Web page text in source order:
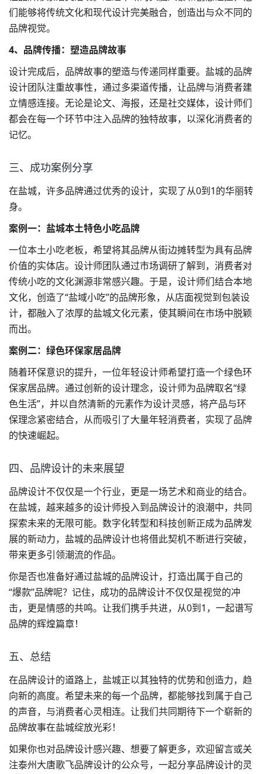
们能够将传统文化和现代设计完美融合，创造出与众不同的
品牌视觉。
4、品牌传播：塑造品牌故事
设计完成后，品牌故事的塑造与传递同样重要。盐城的品牌
设计团队注重故事性，通过多渠道传播，让品牌与消费者建
立情感连接。无论是论文、海报，还是社交媒体，设计师们
都会在每一个环节中注入品牌的独特故事，以深化消费者的
记忆。
三、成功案例分享
在盐城，许多品牌通过优秀的设计，实现了从0到1的华丽转
身。
案例一：盐城本土特色小吃品牌
一位本土小吃老板，希望将其品牌从街边摊转型为具有品牌
价值的实体店。设计师团队通过市场调研了解到，消费者对
传统小吃的文化渊源非常感兴趣。于是，设计师们结合本地
文化，创造了“盐域小吃”的品牌形象，从店面视觉到包装设
计，都融入了浓厚的盐城文化元素，使其瞬间在市场中脱颖
而出。
案例二：绿色环保家居品牌
随着环保意识的提升，一位年轻设计师希望打造一个绿色环
保家居品牌。通过创新的设计理念，设计师为品牌取名“绿
色生活”，并以自然清新的元素作为设计灵感，将产品与环
保理念紧密结合，从而吸引了大量年轻消费者，实现了品牌
的快速崛起。
四、品牌设计的未来展望
品牌设计不仅仅是一个行业，更是一场艺术和商业的结合。
在盐城，越来越多的设计师投入到品牌设计的浪潮中，共同
探索未来的无限可能。数字化转型和科技创新正成为品牌发
展的新动力，盐城的品牌设计也将借此契机不断进行突破，
带来更多引领潮流的作品。
你是否也准备好通过盐城的品牌设计，打造出属于自己的
“爆款”品牌呢？记住，成功的品牌设计不仅仅是视觉的冲
击，更是情感的共鸣。让我们携手共进，从0到1，一起谱写
品牌的辉煌篇章！
五、总结
在品牌设计的道路上，盐城正以其独特的优势和创造力，趋
向新的高度。希望未来的每一个品牌，都能够找到属于自己
的声音，与消费者心灵相连。让我们共同期待下一个崭新的
品牌故事在盐城绽放光彩！
如果你也对品牌设计感兴趣、想要了解更多，欢迎留言或关
注泰州大唐歌飞品牌设计的公众号，一起分享品牌设计的灵